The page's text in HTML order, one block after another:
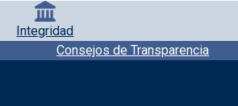
Integridad
Consejos de Transparencia